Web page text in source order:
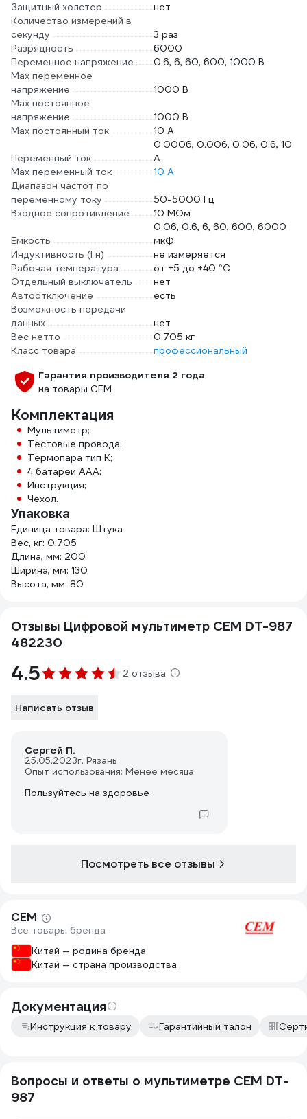
Защитный холстер
нет
Количество измерений в
секунду
3 раз
Разрядность
6000
Переменное напряжение
0.6, 6, 60, 600, 1000 В
Max переменное
напряжение
1000 В
Max постоянное
напряжение
1000 В
Max постоянный ток
10 А
Переменный ток
0.0006, 0.006, 0.06, 0.6, 10
А
Max переменный ток
10 А
Диапазон частот по
переменному току
50-5000 Гц
Входное сопротивление
10 МОм
Емкость
0.06, 0.6, 6, 60, 600, 6000
мкФ
Индуктивность (Гн)
не измеряется
Рабочая температура
от +5 до +40 °С
Отдельный выключатель
нет
Автоотключение
есть
Возможность передачи
данных
нет
Вес нетто
0.705 кг
Класс товара
профессиональный
Гарантия производителя 2 года
на товары СЕМ
Комплектация
Мультиметр;
Тестовые провода;
Термопара тип К;
4 батареи ААА;
Инструкция;
Чехол.
Упаковка
Единица товара: Штука
Вес, кг: 0.705
Длина, мм: 200
Ширина, мм: 130
Высота, мм: 80
Отзывы Цифровой мультиметр СЕМ DT-987
482230
4.5 2 отзыва
Написать отзыв
Сергей П.
25.05.2023г. Рязань
Опыт использования: Менее месяца
Пользуйтесь на здоровье
Посмотреть все отзывы
СЕМ
Все товары бренда
Китай — родина бренда
Китай — страна производства
Документация
Инструкция к товару Гарантийный талон
Вопросы и ответы о мультиметре СЕМ DT-
987